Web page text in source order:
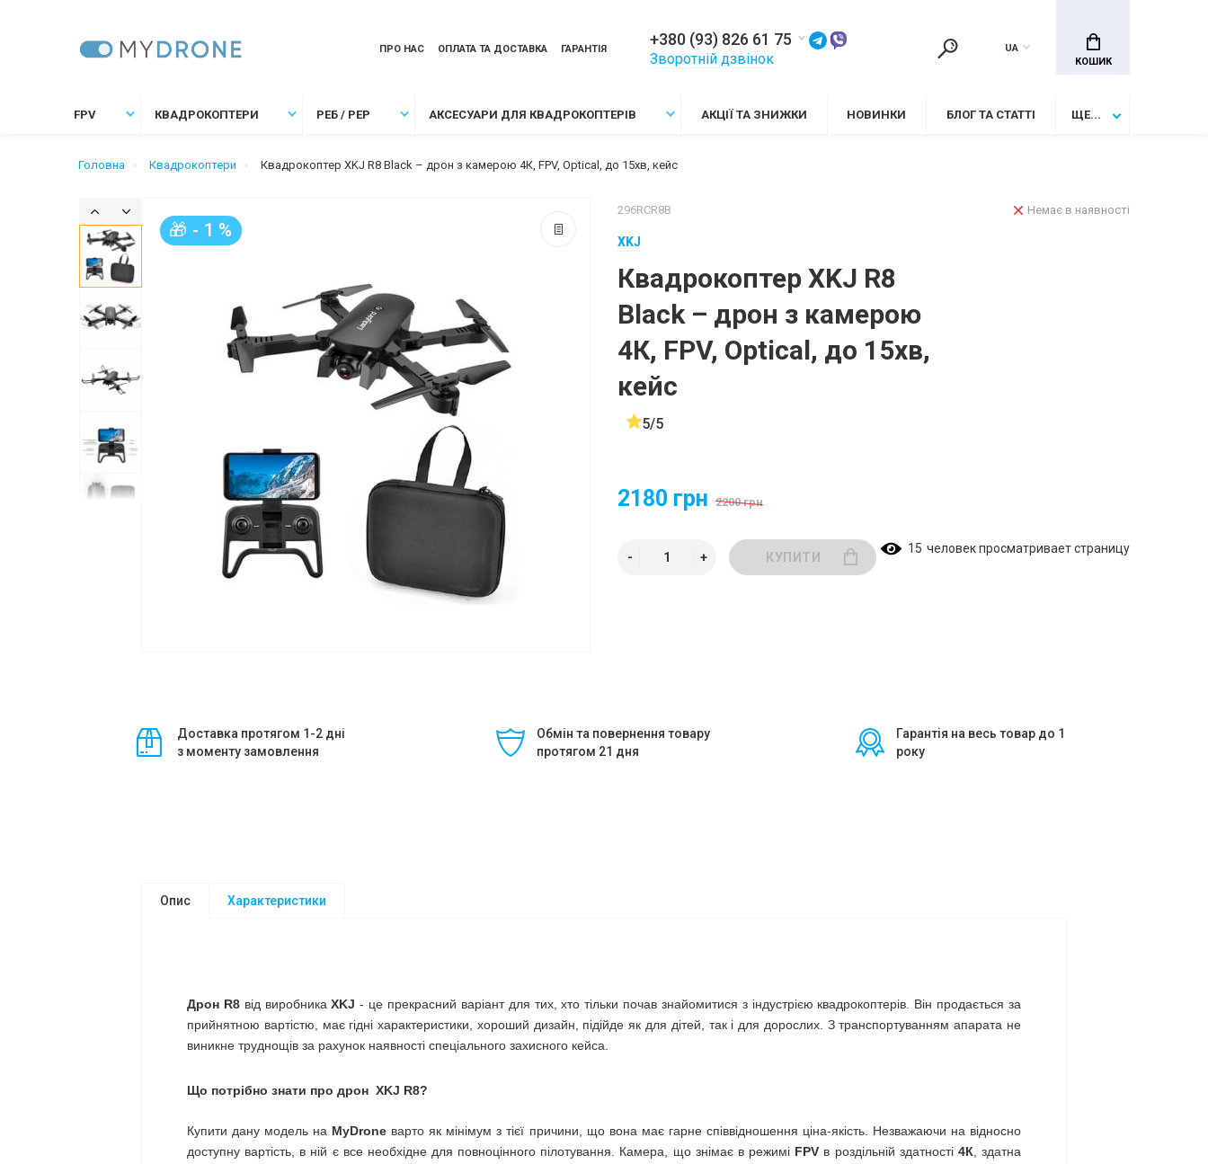
ПРО НАС ОПЛАТА ТА ДОСТАВКА ГАРАНТІЯ
+380 (93) 826 61 75
Зворотній дзвінок
UA
КОШИК
FPV КВАДРОКОПТЕРИ РЕБ / РЕР АКСЕСУАРИ ДЛЯ КВАДРОКОПТЕРІВ АКЦІЇ ТА ЗНИЖКИ НОВИНКИ БЛОГ ТА СТАТТІ ЩЕ...
Головна Квадрокоптери Квадрокоптер XKJ R8 Black – дрон з камерою 4К, FPV, Optical, до 15хв, кейс
🎁 - 1 %
296RCR8B
XKJ
Квадрокоптер XKJ R8
Black – дрон з камерою
4К, FPV, Optical, до 15хв,
кейс
5/5
Немає в наявності
2180 грн 2200 грн
КУПИТИ
15 человек просматривает страницу
Доставка протягом 1-2 дні
з моменту замовлення
Обмін та повернення товару
протягом 21 дня
Гарантія на весь товар до 1
року
Опис Характеристики
Дрон R8від виробникаXKJ - це прекрасний варіант для тих, хто тільки почав знайомитися з індустрією квадрокоптерів. Він продається за
прийнятною вартістю, має гідні характеристики, хороший дизайн, підійде як для дітей, так і для дорослих. З транспортуванням апарата не
виникне труднощів за рахунок наявності спеціального захисного кейса.
Що потрібно знати про дрон XKJ R8?
Купити дану модель на MyDrone варто як мінімум з тієї причини, що вона має гарне співвідношення ціна-якість. Незважаючи на відносно
доступну вартість, в ній є все необхідне для повноцінного пілотування. Камера, що знімає в режимі FPV в роздільній здатності 4К , здатна